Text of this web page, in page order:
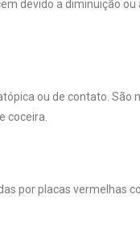
devido a diminuição
ou de contato.
coceira.
por placas vermelhas